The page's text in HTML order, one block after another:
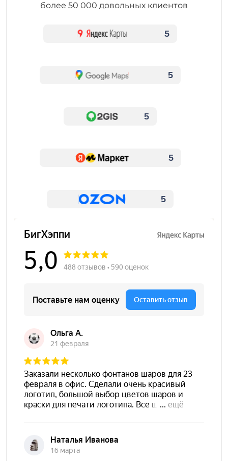
более 50 000 довольных клиентов
5
5
5
5
5